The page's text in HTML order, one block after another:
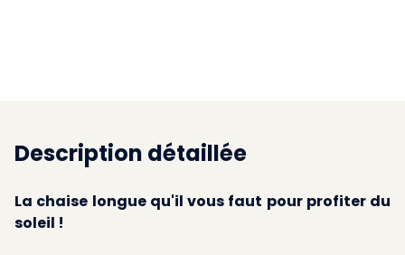
Description détaillée
La chaise longue qu'il vous faut pour profiter du
soleil !